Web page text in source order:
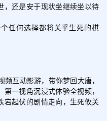
，还是安于现状坐继续坐以待
任何选择都将关乎生死的棋
频互动影游，带你梦回大唐，
一视角沉浸式体验全视频，
宕起伏的剧情走向，生死攸关